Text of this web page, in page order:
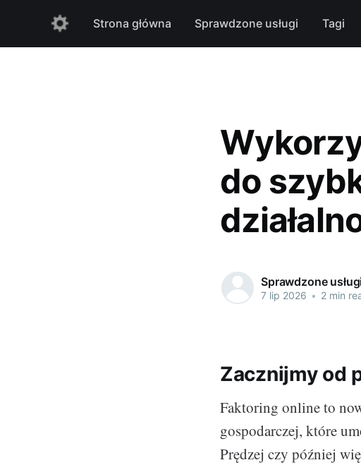
Strona główna Sprawdzone usługi Tagi
do
Sprawdzone
7 lip 2026 • 2 min
Zacznijmy od
Faktoring online to
gospodarczej, które
Prędzej czy później